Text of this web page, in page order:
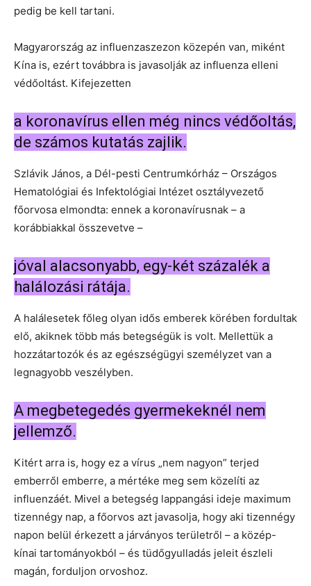
pedig be kell tartani.
Magyarország az influenzaszezon közepén van, miként
Kína is, ezért továbbra is javasolják az influenza elleni
védőoltást. Kifejezetten
a koronavírus ellen még nincs védőoltás,
de számos kutatás zajlik.
Szlávik János, a Dél-pesti Centrumkórház – Országos
Hematológiai és Infektológiai Intézet osztályvezető
főorvosa elmondta: ennek a koronavírusnak – a
korábbiakkal összevetve –
jóval alacsonyabb, egy-két százalék a
halálozási rátája.
A halálesetek főleg olyan idős emberek körében fordultak
elő, akiknek több más betegségük is volt. Mellettük a
hozzátartozók és az egészségügyi személyzet van a
legnagyobb veszélyben.
A megbetegedés gyermekeknél nem
jellemző.
Kitért arra is, hogy ez a vírus „nem nagyon” terjed
emberről emberre, a mértéke meg sem közelíti az
influenzáét. Mivel a betegség lappangási ideje maximum
tizennégy nap, a főorvos azt javasolja, hogy aki tizennégy
napon belül érkezett a járványos területről – a közép-
kínai tartományokból – és tüdőgyulladás jeleit észleli
magán, forduljon orvoshoz.